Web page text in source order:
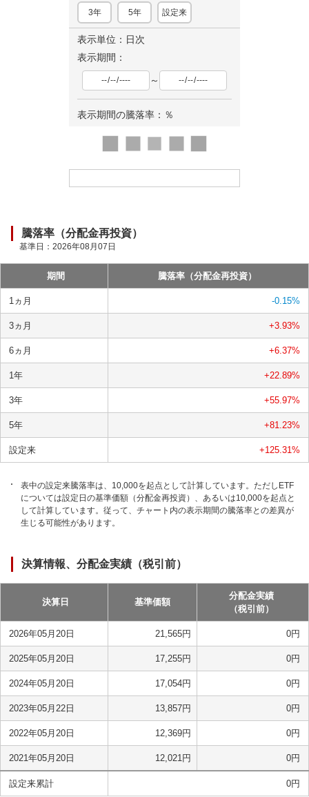
3年 5年 設定来
表示単位：日次
表示期間：
～
表示期間の騰落率： ％
騰落率（分配金再投資）
基準日： 2026年08月07日
期間 騰落率（分配金再投資）
1ヵ月 -0.15%
3ヵ月 +3.93%
6ヵ月 +6.37%
1年 +22.89%
3年 +55.97%
5年 +81.23%
設定来 +125.31%
表中の設定来騰落率は、10,000を起点として計算しています。ただしETF
については設定日の基準価額（分配金再投資）、あるいは10,000を起点と
して計算しています。従って、チャート内の表示期間の騰落率との差異が
生じる可能性があります。
決算情報、分配金実績（税引前）
決算日 基準価額
分配金実績
（税引前）
2026年05月20日 21,565円 0円
2025年05月20日 17,255円 0円
2024年05月20日 17,054円 0円
2023年05月22日 13,857円 0円
2022年05月20日 12,369円 0円
2021年05月20日 12,021円 0円
設定来累計 0円